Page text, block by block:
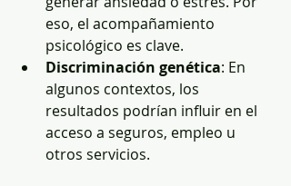
eso, el acompañamiento
psicológico es clave.
Discriminación genética: En
algunos contextos, los
resultados podrían influir en el
acceso a seguros, empleo u
otros servicios.